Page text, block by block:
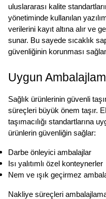
uluslararası kalite
yönetiminde kullanılan
verilerini kayıt altına alır ve
sunar. Bu sayede sıcaklık
güvenliğinin korunması
Uygun
Sağlık ürünlerinin güvenli
süreçleri büyük önem taşır.
taşımacılığı standartlarına
ürünlerin güvenliğin sağlar:
Darbe önleyici ambalajlar
Isı yalıtımlı özel konteynerler
Nem ve ışık geçirmez
Nakliye süreçleri